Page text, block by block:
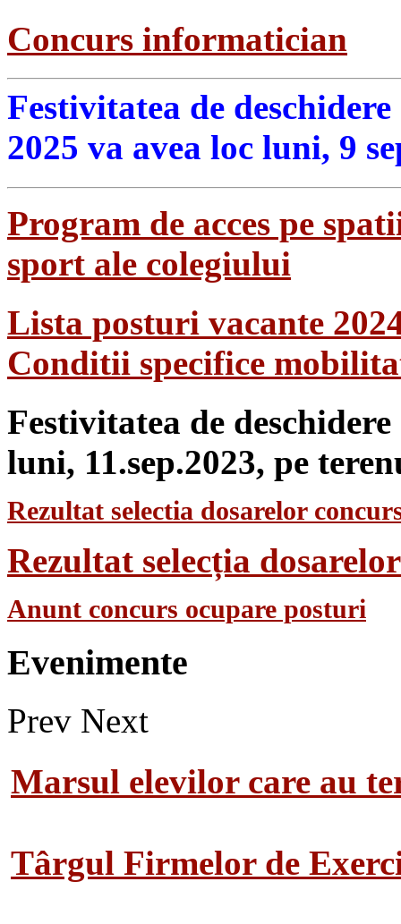
Concurs informatician
Festivitatea de
2025 va avea loc luni, 9
Program de acces pe
sport ale colegiului
Lista posturi vacante
Conditii specifice
Festivitatea de
luni, 11.sep.2023, pe
Rezultat selectia dosarelor
Rezultat selecția
Anunt concurs ocupare posturi
Evenimente
Prev Next
Marsul elevilor care au
Târgul Firmelor de